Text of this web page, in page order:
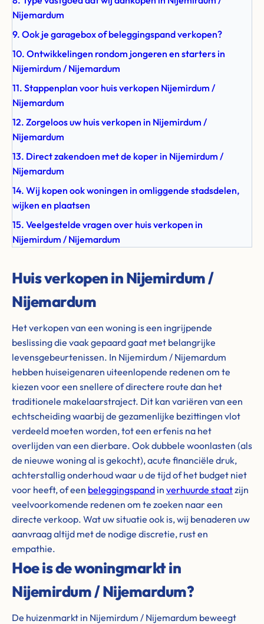
Nijemardum
9. Ook je garagebox of beleggingspand verkopen?
10. Ontwikkelingen rondom jongeren en starters in
Nijemirdum / Nijemardum
11. Stappenplan voor huis verkopen Nijemirdum /
Nijemardum
12. Zorgeloos uw huis verkopen in Nijemirdum /
Nijemardum
13. Direct zakendoen met de koper in Nijemirdum /
Nijemardum
14. Wij kopen ook woningen in omliggende stadsdelen,
wijken en plaatsen
15. Veelgestelde vragen over huis verkopen in
Nijemirdum / Nijemardum
Huis verkopen in Nijemirdum /
Nijemardum
Het verkopen van een woning is een ingrijpende
beslissing die vaak gepaard gaat met belangrijke
levensgebeurtenissen. In Nijemirdum / Nijemardum
hebben huiseigenaren uiteenlopende redenen om te
kiezen voor een snellere of directere route dan het
traditionele makelaarstraject. Dit kan variëren van een
echtscheiding waarbij de gezamenlijke bezittingen vlot
verdeeld moeten worden, tot een erfenis na het
overlijden van een dierbare. Ook dubbele woonlasten (als
de nieuwe woning al is gekocht), acute financiële druk,
achterstallig onderhoud waar u de tijd of het budget niet
voor heeft, of een beleggingspand in verhuurde staatzijn
veelvoorkomende redenen om te zoeken naar een
directe verkoop. Wat uw situatie ook is, wij benaderen uw
aanvraag altijd met de nodige discretie, rust en
empathie.
Hoe is de woningmarkt in
Nijemirdum / Nijemardum?
De huizenmarkt in Nijemirdum / Nijemardum beweegt